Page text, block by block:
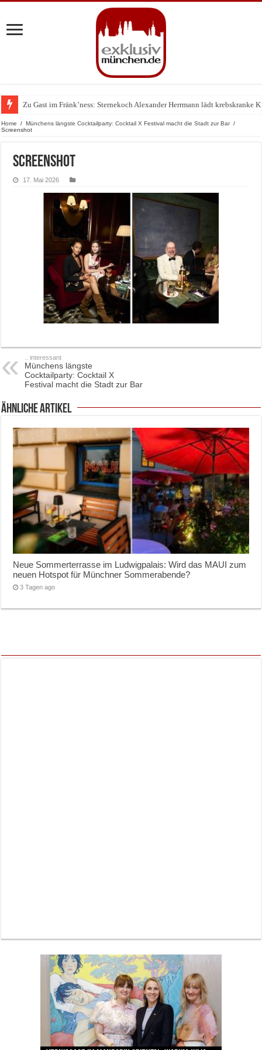
Zu Gast im Fränk’ness: Sternekoch Alexander Herrmann lädt krebskranke
Warum München gerade zum Treffpunkt der Lingerie-Branche wurde
Home / Münchens längste Cocktailparty: Cocktail X Festival macht die Stadt zur Bar /
Screenshot
Screenshot
17. Mai 2026
.. interessant
Münchens längste
Cocktailparty: Cocktail X
Festival macht die Stadt zur Bar
ähnliche Artikel
Neue Sommerterrasse im Ludwigpalais: Wird das MAUI zum
neuen Hotspot für Münchner Sommerabende?
3 Tagen ago
Neue Sommerterrasse im Ludwigpalais: Wird das